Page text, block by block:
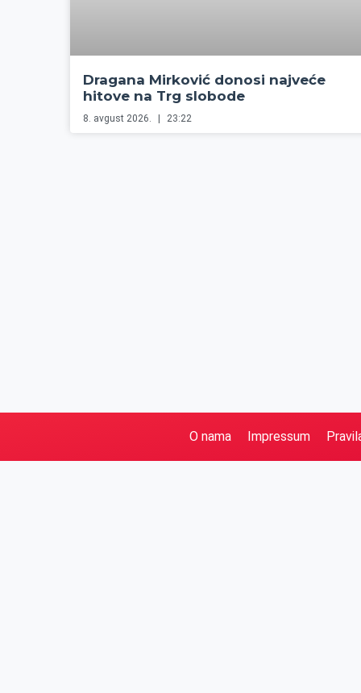
Dragana Mirković donosi najveće
hitove na Trg slobode
8. avgust 2026. 23:22
O nama Impressum